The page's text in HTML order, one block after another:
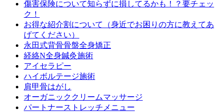
傷害保険について知らずに損してるかも！？要チェッ
ク！
お得な紹介割について（身近でお困りの方に教えてあ
げてください）
永田式背骨骨盤全身矯正
経絡N全身鍼灸施術
アイセラピー
ハイボルテージ施術
肩甲骨はがし
オーガニッククリームマッサージ
パートナーストレッチメニュー